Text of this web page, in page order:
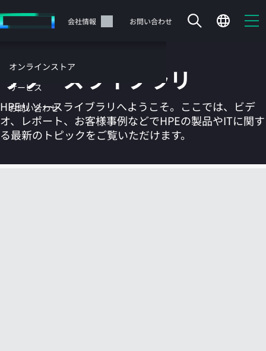
イ
テ
ツ
に
ス
ッ
会社情報 お問い合わせ
オンラインストア
サービス
お問い合わせ
カートは空です
リソースライブラリ
HPEリソースライブラリへようこそ。ここでは、ビデ
オ、レポート、お客様事例などでHPEの製品やITに関す
る最新のトピックをご覧いただけます。